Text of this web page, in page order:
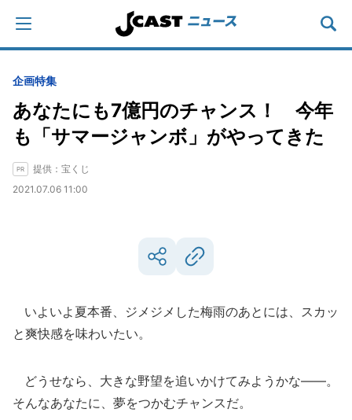
企画特集
あなたにも7億円のチャンス！ 今年
も「サマージャンボ」がやってきた
提供：宝くじ
2021.07.06 11:00
いよいよ夏本番、ジメジメした梅雨のあとには、スカッ
と爽快感を味わいたい。
どうせなら、大きな野望を追いかけてみようかな――。
そんなあなたに、夢をつかむチャンスだ。